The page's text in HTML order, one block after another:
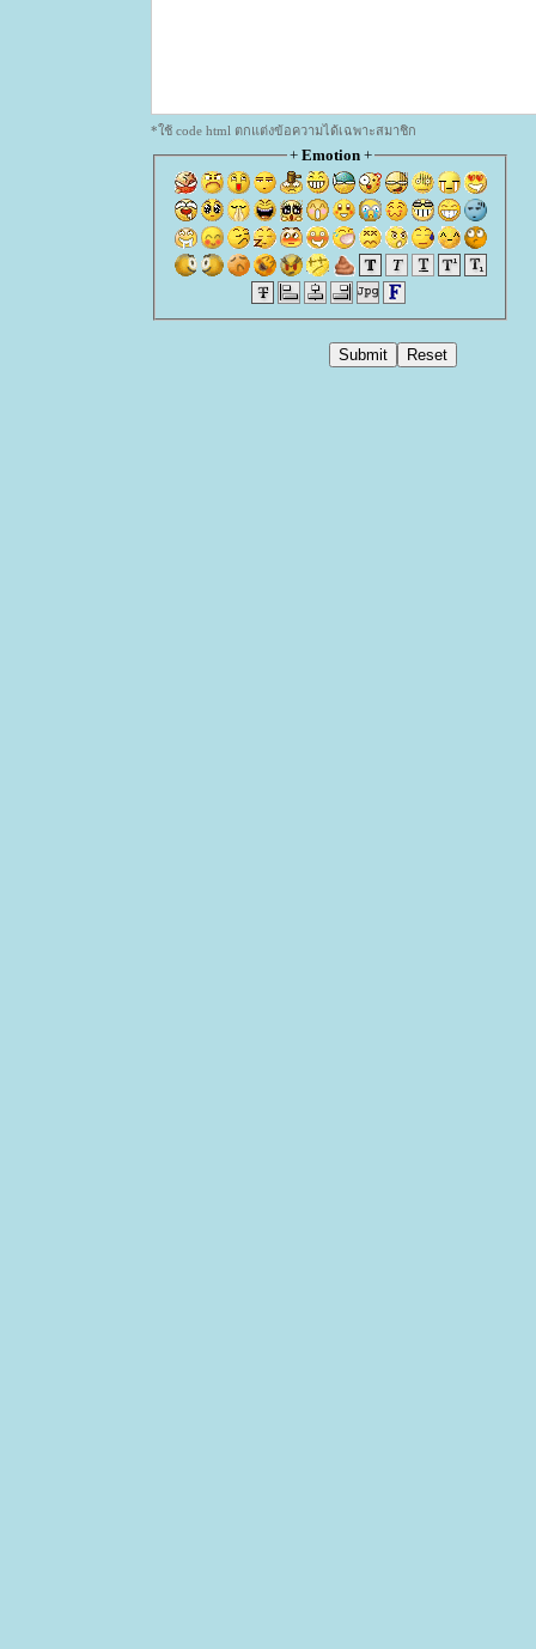
*ใช้ code html ตกแต่งข้อความได้เฉพาะสมาชิก
+ Emotion+